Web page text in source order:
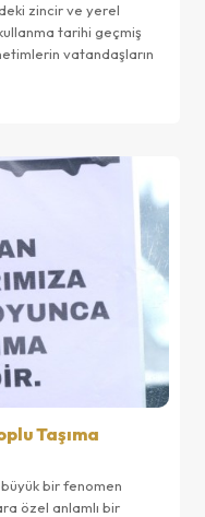
zincir ve yerel
tarihi geçmiş
vatandaşların
Taşıma
bir fenomen
özel anlamlı bir